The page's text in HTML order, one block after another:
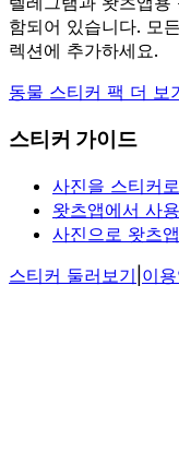
함되어 있습니다. 모
렉션에 추가하세요.
동물 스티커 팩 더 보
스티커 가이드
사진을 스티커
왓츠앱에서 사
사진으로 왓츠
스티커 둘러보기 이